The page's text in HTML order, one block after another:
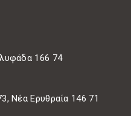
166 74
Νέα Ερυθραία 146 71